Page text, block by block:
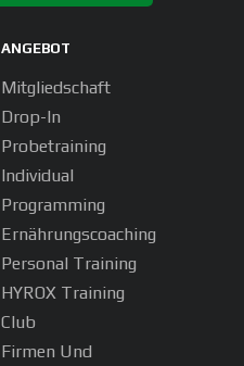
ANGEBOT
Mitgliedschaft
Drop-In
Probetraining
Individual
Programming
Ernährungscoaching
Personal Training
HYROX Training
Club
Firmen Und